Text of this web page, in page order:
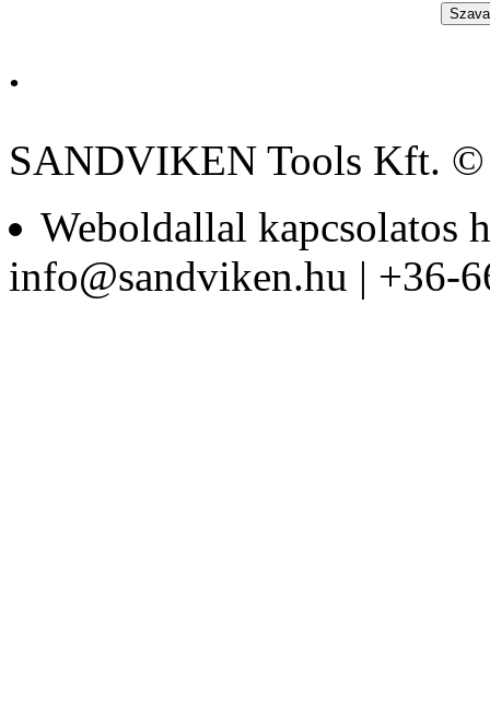
BAHCO 8 fiókos
Zárt szerszámtáska
.
SANDVIKEN Tools Kft. ©
Weboldallal kapcsolatos
info@sandviken.hu | +36-